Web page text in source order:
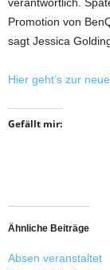
Promotion von
sagt Jessica
Hier geht’s zur
Gefällt mir:
Ähnliche Beiträge
Absen veranstaltet